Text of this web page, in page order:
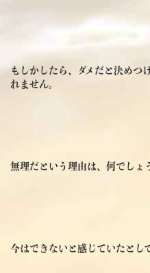
もしかしたら、ダメだと決めつ
れません。
無理だという理由は、何でしょ
今はできないと感じていたとし